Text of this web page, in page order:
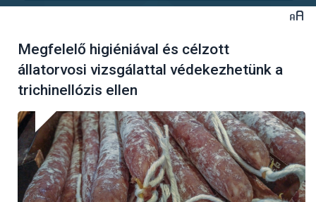
Megfelelő higiéniával és célzott
állatorvosi vizsgálattal védekezhetünk a
trichinellózis ellen